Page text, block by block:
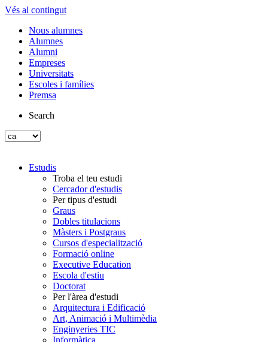
Vés al contingut
Nous alumnes
Alumnes
Alumni
Empreses
Universitats
Escoles i famílies
Premsa
Search
Estudis
Troba el teu estudi
Cercador d'estudis
Per tipus d'estudi
Graus
Dobles titulacions
Màsters i Postgraus
Cursos d'especialització
Formació online
Executive Education
Escola d'estiu
Doctorat
Per l'àrea d'estudi
Arquitectura i Edificació
Art, Animació i Multimèdia
Enginyeries TIC
Informàtica